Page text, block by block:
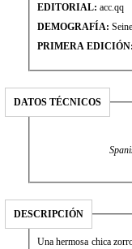
EDITORIAL: acc.qq
DEMOGRAFÍA:
PRIMERA EDICIÓN:
DATOS TÉCNICOS
DESCRIPCIÓN
Una hermosa chica